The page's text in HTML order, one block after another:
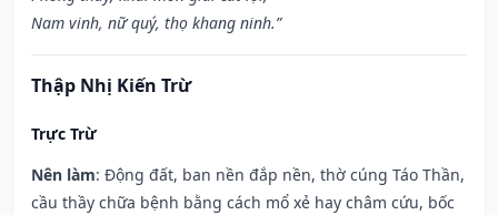
Nam vinh, nữ quý, thọ khang ninh.”
Thập Nhị Kiến Trừ
Trực Trừ
Nên làm: Động đất, ban nền đắp nền, thờ cúng Táo Thần,
cầu thầy chữa bệnh bằng cách mổ xẻ hay châm cứu, bốc